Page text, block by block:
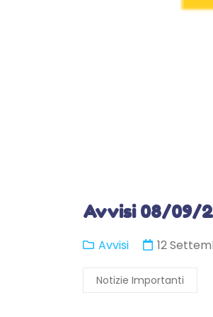
Avvisi 08/09/
Avvisi 12
Notizie Importanti